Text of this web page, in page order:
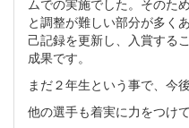
ムでの実施でした。そのた
と調整が難しい部分が多く
己記録を更新し、入賞する
成果です。
まだ２年生という事で、今
他の選手も着実に力をつけ